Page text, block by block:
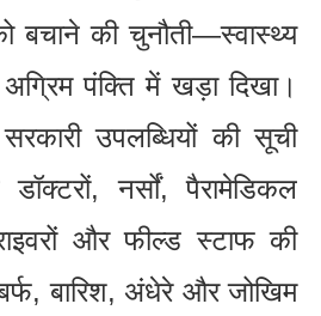
बचाने की चुनौती—स्वास्थ्य
अग्रिम पंक्ति में खड़ा दिखा।
उपलब्धियों की सूची
नर्सों, पैरामेडिकल
और फील्ड स्टाफ की
बारिश, अंधेरे और जोखिम